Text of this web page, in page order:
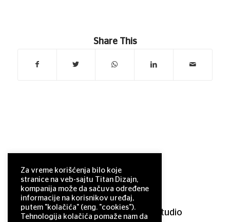
Share This
© 2011–2025 Titan Design studio
Za vreme korišćenja bilo koje
stranice na veb-sajtu Titan Dizajn,
kompanija može da sačuva određene
informacije na korisnikov uređaj,
putem "kolačića" (eng. "cookies").
Tehnologija kolačića pomaže nam da